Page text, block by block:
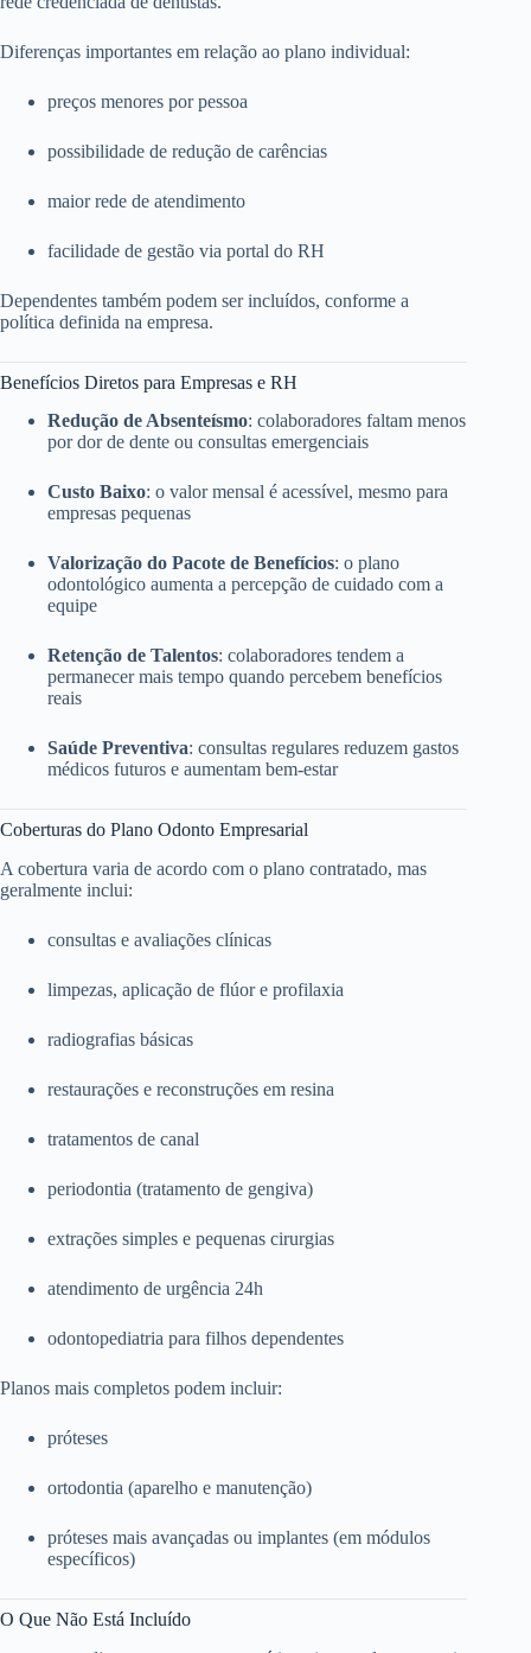
Diferenças importantes em relação ao plano individual:
preços menores por pessoa
possibilidade de redução de carências
maior rede de atendimento
facilidade de gestão via portal do RH
Dependentes também podem ser incluídos, conforme a
política definida na empresa.
Benefícios Diretos para Empresas e RH
Redução de Absenteísmo: colaboradores faltam menos
por dor de dente ou consultas emergenciais
Custo Baixo: o valor mensal é acessível, mesmo para
empresas pequenas
Valorização do Pacote de Benefícios: o plano
odontológico aumenta a percepção de cuidado com a
equipe
Retenção de Talentos: colaboradores tendem a
permanecer mais tempo quando percebem benefícios
reais
Saúde Preventiva: consultas regulares reduzem gastos
médicos futuros e aumentam bem-estar
Coberturas do Plano Odonto Empresarial
A cobertura varia de acordo com o plano contratado, mas
geralmente inclui:
consultas e avaliações clínicas
limpezas, aplicação de flúor e profilaxia
radiografias básicas
restaurações e reconstruções em resina
tratamentos de canal
periodontia (tratamento de gengiva)
extrações simples e pequenas cirurgias
atendimento de urgência 24h
odontopediatria para filhos dependentes
Planos mais completos podem incluir:
próteses
ortodontia (aparelho e manutenção)
próteses mais avançadas ou implantes (em módulos
específicos)
O Que Não Está Incluído